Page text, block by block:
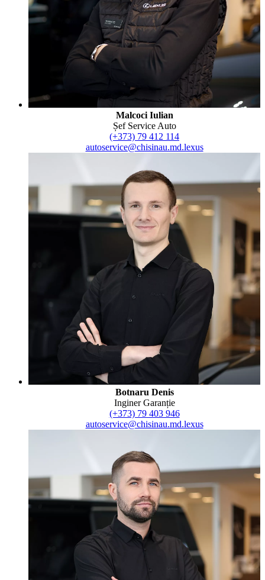
Malcoci Iulian
Șef Service Auto
(+373) 79 412 114
autoservice@chisinau.md.lexus
Botnaru Denis
Inginer Garanție
(+373) 79 403 946
autoservice@chisinau.md.lexus